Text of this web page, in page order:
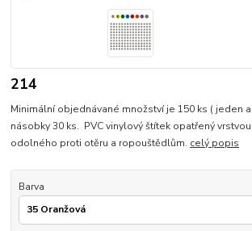
214
Minimální objednávané množství je 150 ks ( jeden
násobky 30 ks. PVC vinylový štítek opatřený
odolného proti otěru a ropouštědlům. celý popis
Barva